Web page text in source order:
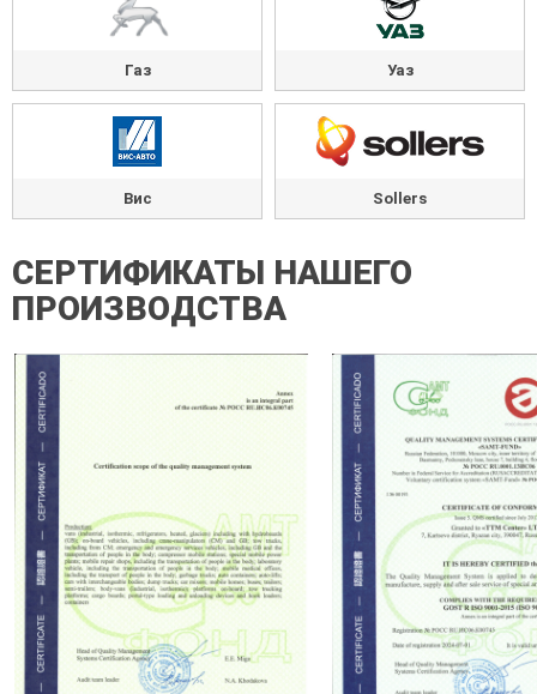
Газ Уаз
Вис Sollers
СЕРТИФИКАТЫ НАШЕГО
ПРОИЗВОДСТВА